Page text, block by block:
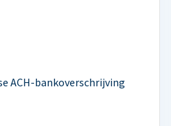
ACH-bankoverschrijving